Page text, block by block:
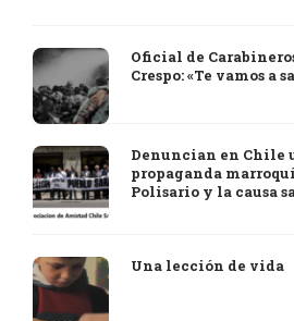
Oficial de
Crespo: «Te vamos a
Denuncian en Chile
propaganda
Polisario y la causa
Una lección de vida